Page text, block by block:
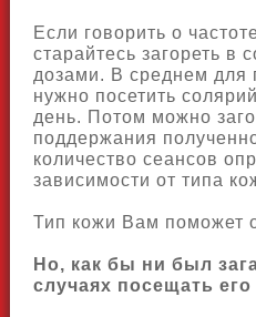
Если говорить о
старайтесь загореть в
дозами. В среднем для
нужно посетить
день. Потом можно
поддержания
количество сеансов
зависимости от типа
Тип кожи Вам поможет
Но, как бы ни был
случаях посещать